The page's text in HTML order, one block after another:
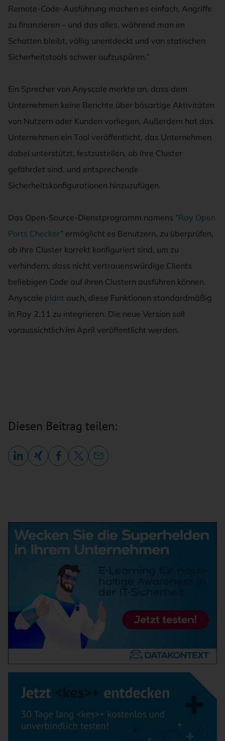
Remote-Code-Ausführung machen es einfach, Angriffe
zu finanzieren – und das alles, während man im
Schatten bleibt, völlig unentdeckt und von statischen
Sicherheitstools schwer aufzuspüren.”
Ein Sprecher von Anyscale merkte an, dass dem
Unternehmen keine Berichte über bösartige Aktivitäten
von Nutzern oder Kunden vorliegen. Außerdem hat das
Unternehmen ein Tool veröffentlicht, das Unternehmen
dabei unterstützt, festzustellen, ob ihre Cluster
gefährdet sind, und entsprechende
Sicherheitskonfigurationen hinzuzufügen.
Das Open-Source-Dienstprogramm namens “Ray Open
Ports Checker” ermöglicht es Benutzern, zu überprüfen,
ob ihre Cluster korrekt konfiguriert sind, um zu
verhindern, dass nicht vertrauenswürdige Clients
beliebigen Code auf ihren Clustern ausführen können.
Anyscale plant auch, diese Funktionen standardmäßig
in Ray 2.11 zu integrieren. Die neue Version soll
voraussichtlich im April veröffentlicht werden.
Diesen Beitrag teilen: